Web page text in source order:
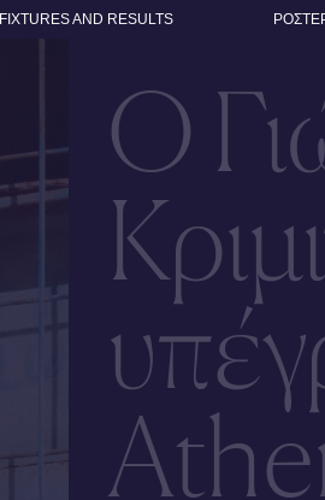
FIXTURES AND RESULTS
Ο